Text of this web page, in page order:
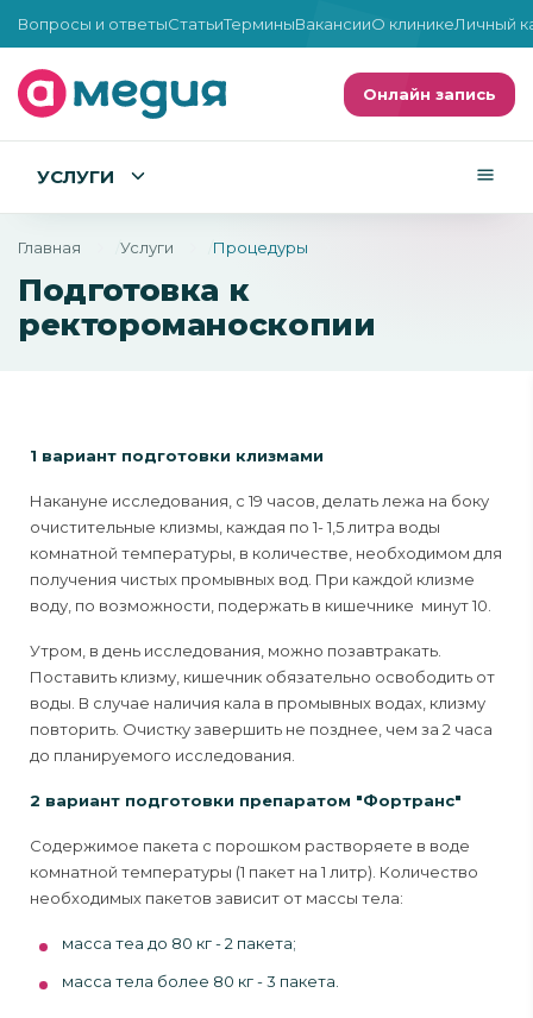
Вопросы и ответыСтатьиТерминыВакансииО клиникеЛичный
Онлайн запись
УСЛУГИ
Главная Услуги Процедуры
Подготовка к
ректороманоскопии
1 вариант подготовки клизмами
Накануне исследования, с 19 часов, делать лежа на боку
очистительные клизмы, каждая по 1- 1,5 литра воды
комнатной температуры, в количестве, необходимом для
получения чистых промывных вод. При каждой клизме
воду, по возможности, подержать в кишечнике минут 10.
Утром, в день исследования, можно позавтракать.
Поставить клизму, кишечник обязательно освободить от
воды. В случае наличия кала в промывных водах, клизму
повторить. Очистку завершить не позднее, чем за 2 часа
до планируемого исследования.
2 вариант подготовки препаратом "Фортранс"
Содержимое пакета с порошком растворяете в воде
комнатной температуры (1 пакет на 1 литр). Количество
необходимых пакетов зависит от массы тела:
масса теа до 80 кг - 2 пакета;
масса тела более 80 кг - 3 пакета.